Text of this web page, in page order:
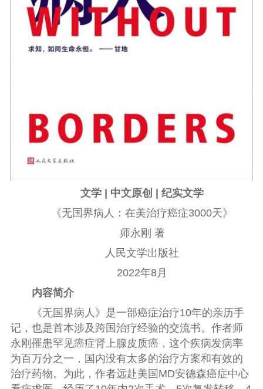
文学 | 中文原创 | 纪实文学
《无国界病人：在美治疗癌症3000天》
师永刚 著
人民文学出版社
2022年8月
内容简介
《无国界病人》是一部癌症治疗10年的亲历手
记，也是首本涉及跨国治疗经验的交流书。作者师
永刚罹患罕见癌症肾上腺皮质癌，这个疾病发病率
为百万分之一，国内没有太多的治疗方案和有效的
治疗药物。为此，作者远赴美国MD安德森癌症中心